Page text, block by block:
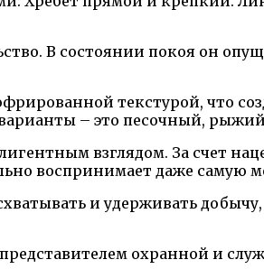
В состоянии покоя он
текстурой, что
– это песочный,
взглядом. За счет
воспринимает даже самую
и удерживать добычу,
охранной и